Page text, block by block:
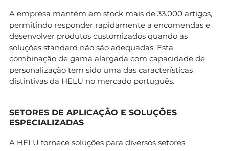
A empresa mantém em stock mais de 33.000 artigos,
permitindo responder rapidamente a encomendas e
desenvolver produtos customizados quando as
soluções standard não são adequadas. Esta
combinação de gama alargada com capacidade de
personalização tem sido uma das características
distintivas da HELU no mercado português.
SETORES DE APLICAÇÃO E SOLUÇÕES
ESPECIALIZADAS
A HELU fornece soluções para diversos setores